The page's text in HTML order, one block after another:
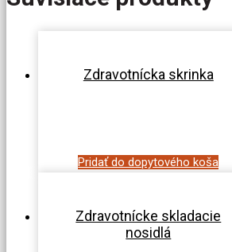
Zdravotnícka skrinka
Pridať do dopytového koša
Zdravotnícke skladacie
nosidlá